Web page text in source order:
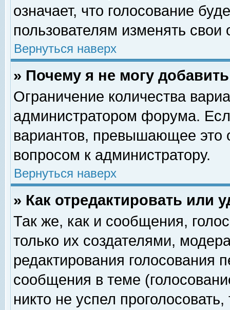
означает, что голосование
пользователям изменять свои
Вернуться наверх
» Почему я не могу
Ограничение количества
администратором форума.
вариантов, превышающее это
вопросом к администратору.
Вернуться наверх
» Как отредактировать или
Так же, как и сообщения,
только их создателями,
редактирования голосования
сообщения в теме
никто не успел